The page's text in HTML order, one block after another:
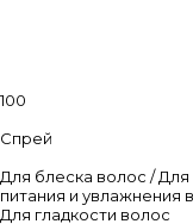
Phenyl
100
Спрей
Для блеска волос / Для
питания и увлажнения
Для гладкости волос